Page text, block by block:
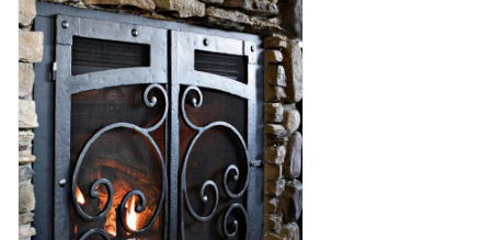
Термостойкость
до +600°C
Промежуточная сушка
0,5–2 часа